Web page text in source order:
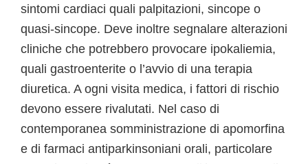
sintomi cardiaci quali palpitazioni, sincope o
quasi-sincope. Deve inoltre segnalare alterazioni
cliniche che potrebbero provocare ipokaliemia,
quali gastroenterite o l’avvio di una terapia
diuretica. A ogni visita medica, i fattori di rischio
devono essere rivalutati. Nel caso di
contemporanea somministrazione di apomorfina
e di farmaci antiparkinsoniani orali, particolare